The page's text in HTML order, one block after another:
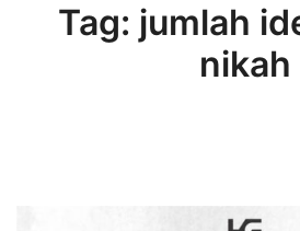
Tag: jumlah
nikah